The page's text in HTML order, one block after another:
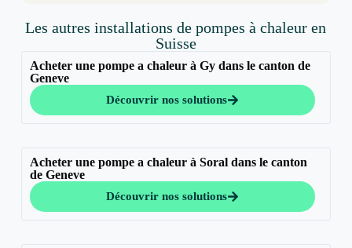
Les autres installations de pompes à chaleur en
Suisse
Acheter une pompe a chaleur à Gy dans le canton de
Geneve
Découvrir nos solutions
Acheter une pompe a chaleur à Soral dans le canton
de Geneve
Découvrir nos solutions